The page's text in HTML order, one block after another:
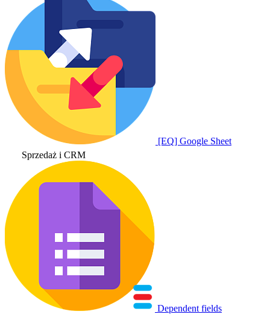
[EQ] Google Sheet
Sprzedaż i CRM
Dependent fields